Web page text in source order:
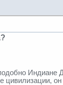
цивилизации,